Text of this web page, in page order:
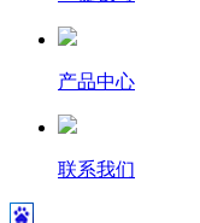
产品中心
联系我们